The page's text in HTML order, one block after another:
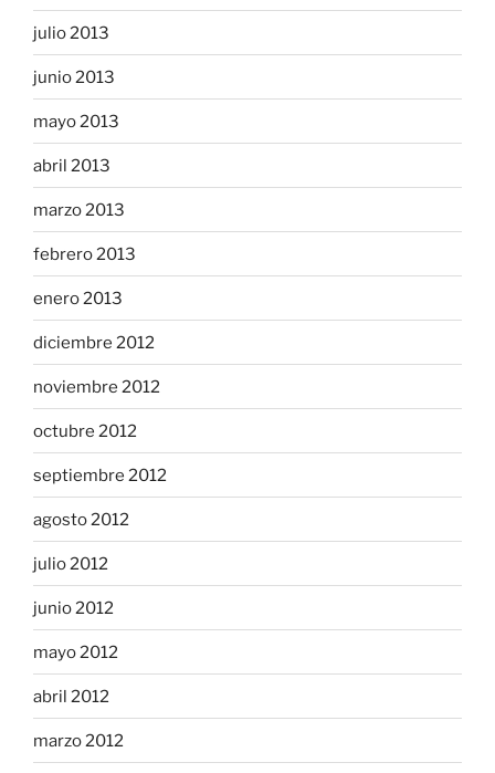
julio 2013
junio 2013
mayo 2013
abril 2013
marzo 2013
febrero 2013
enero 2013
diciembre 2012
noviembre 2012
octubre 2012
septiembre 2012
agosto 2012
julio 2012
junio 2012
mayo 2012
abril 2012
marzo 2012